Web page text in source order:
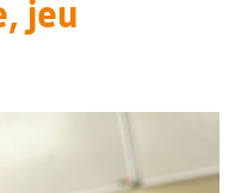
jeu